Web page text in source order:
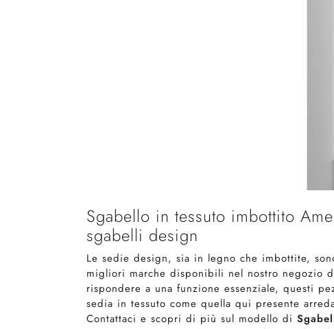
Sgabello in tessuto imbottito
sgabelli design
Le sedie design, sia in legno che imbottite,
migliori marche disponibili nel nostro negozio
rispondere a una funzione essenziale, questi
sedia in tessuto come quella qui presente
Contattaci e scopri di più sul modello di